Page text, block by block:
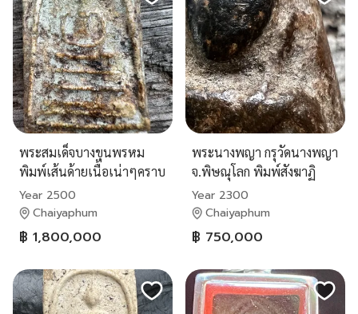
พระสมเด็จบางขุนพรหม
พิมพ์เส้นด้ายเนื้อเน่าๆคราบ
กรุเด่นชัด
Year 2500
Chaiyaphum
฿ 1,800,000
พระนางพญา กรุวัดนางพญา
จ.พิษณุโลก พิมพ์สังฆาฏิ
Year 2300
Chaiyaphum
฿ 750,000